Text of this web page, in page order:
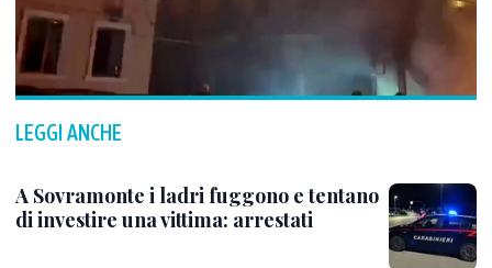
LEGGI ANCHE
A Sovramonte i ladri fuggono e tentano
di investire una vittima: arrestati